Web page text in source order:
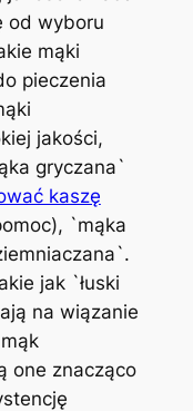
od wyboru
mąki
pieczenia
jakości,
gryczana`
kaszę
`mąka
jak `łuski
na wiązanie
one znacząco